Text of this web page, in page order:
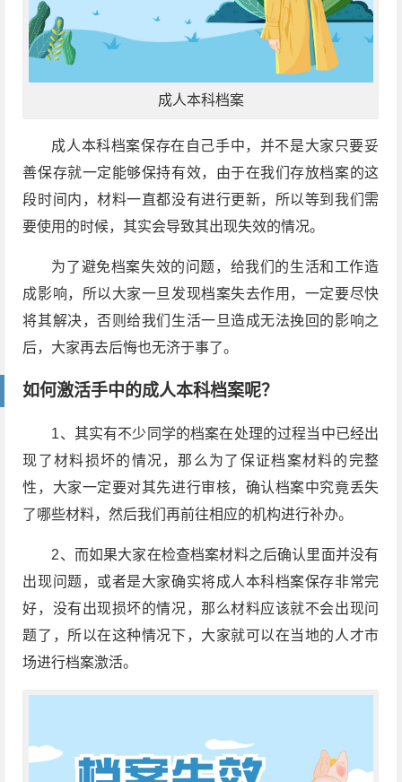
成人本科档案
成人本科档案保存在自己手中，并不是大家只要妥
善保存就一定能够保持有效，由于在我们存放档案的这
段时间内，材料一直都没有进行更新，所以等到我们需
要使用的时候，其实会导致其出现失效的情况。
为了避免档案失效的问题，给我们的生活和工作造
成影响，所以大家一旦发现档案失去作用，一定要尽快
将其解决，否则给我们生活一旦造成无法挽回的影响之
后，大家再去后悔也无济于事了。
如何激活手中的成人本科档案呢？
1、其实有不少同学的档案在处理的过程当中已经出
现了材料损坏的情况，那么为了保证档案材料的完整
性，大家一定要对其先进行审核，确认档案中究竟丢失
了哪些材料，然后我们再前往相应的机构进行补办。
2、而如果大家在检查档案材料之后确认里面并没有
出现问题，或者是大家确实将成人本科档案保存非常完
好，没有出现损坏的情况，那么材料应该就不会出现问
题了，所以在这种情况下，大家就可以在当地的人才市
场进行档案激活。